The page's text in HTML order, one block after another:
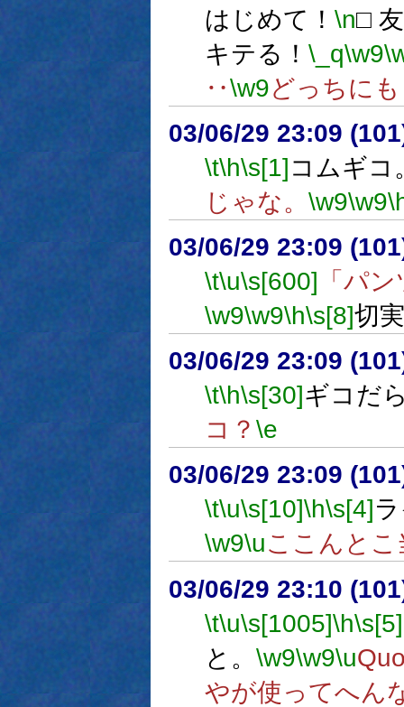
はじめて！ \n□
キテる！ \_q\w9
‥\w9どっちに
03/06/29 23:09
\t\h\s[1]コムギコ
じゃな。 \w9\w9
03/06/29 23:09
\t\u\s[600] 「パ
\w9\w9\h\s[8]切
03/06/29 23:09
\t\h\s[30]ギコだ
コ？ \e
03/06/29 23:09
\t\u\s[10]\h\s[4]
\w9\uここんと
03/06/29 23:10
\t\u\s[1005]\h\s[5]
と。 \w9\w9\u
やが使ってへん